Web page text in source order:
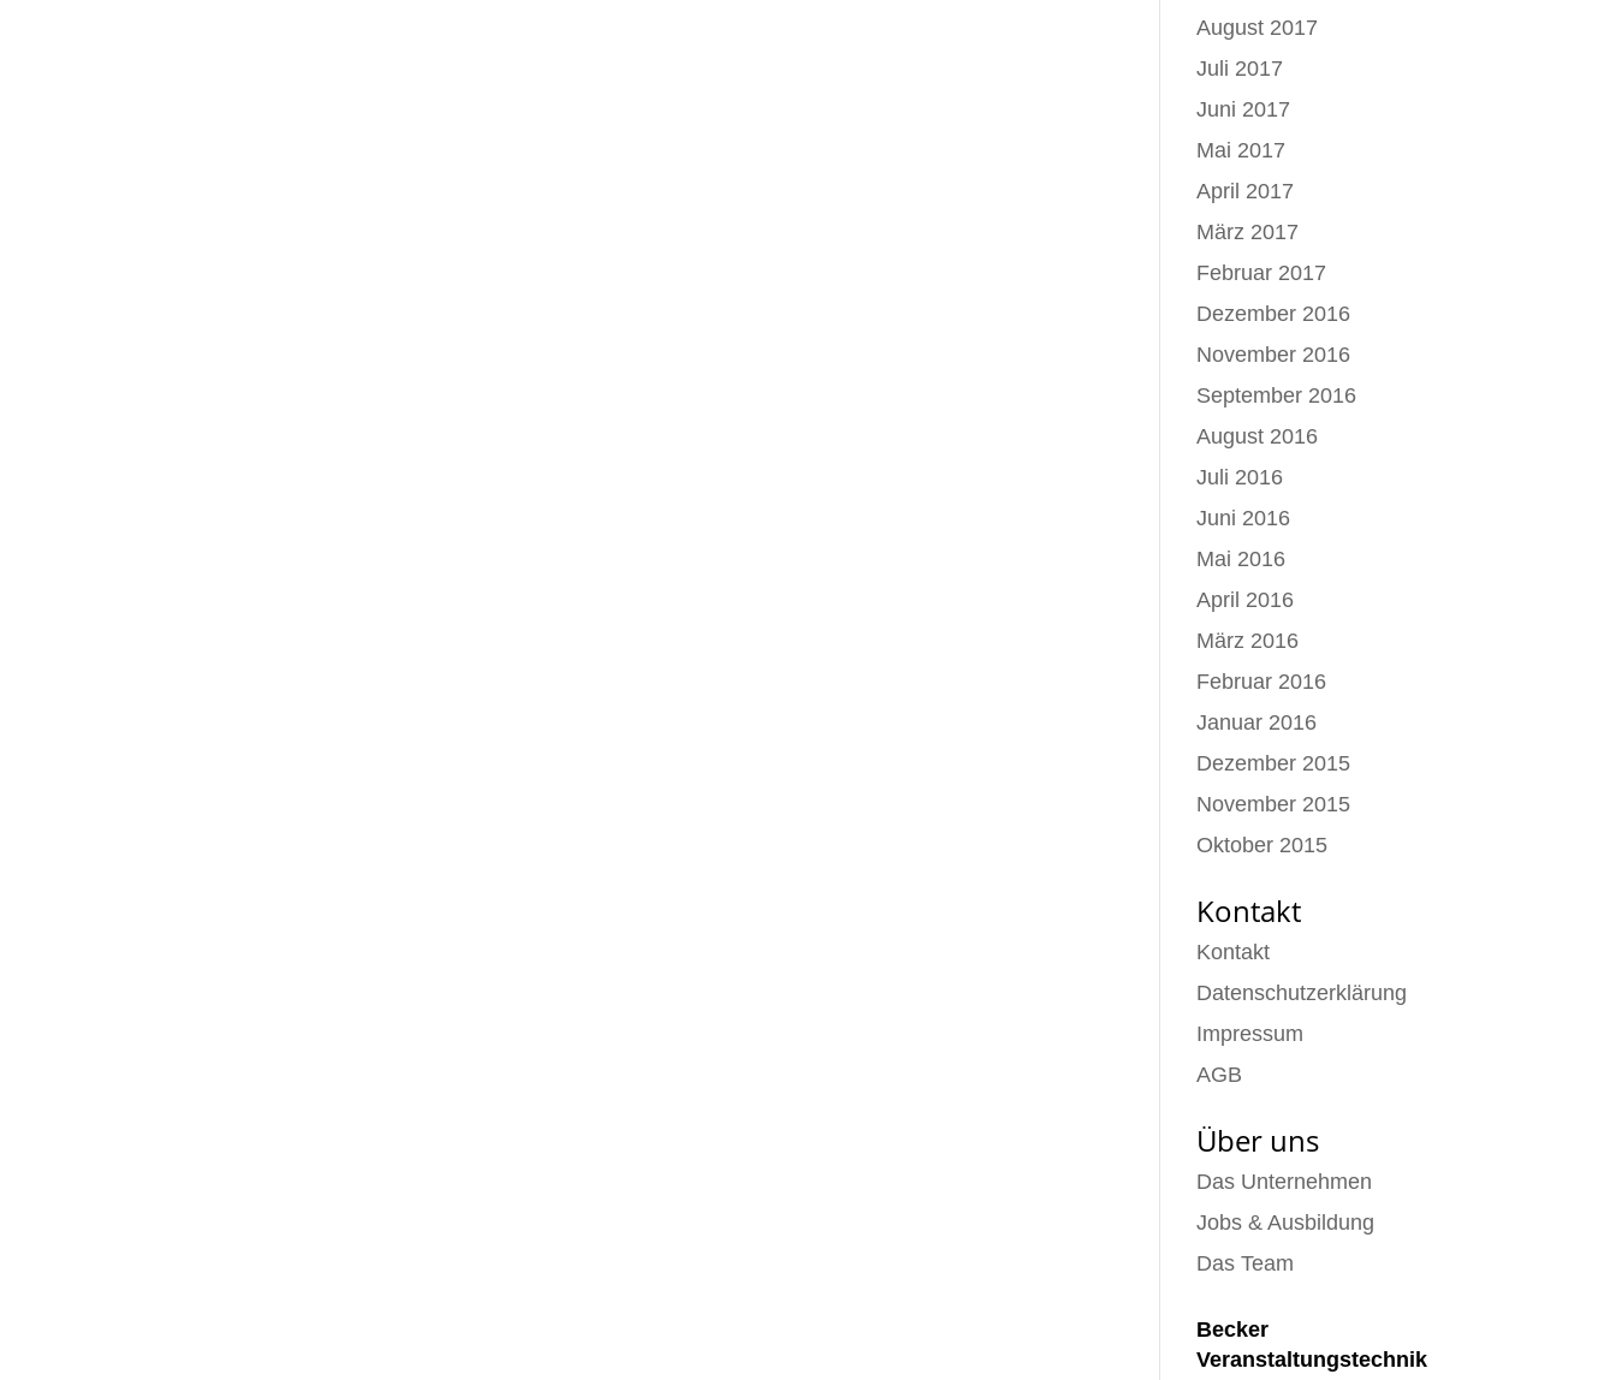
August 2017
Juli 2017
Juni 2017
Mai 2017
April 2017
März 2017
Februar 2017
Dezember 2016
November 2016
September 2016
August 2016
Juli 2016
Juni 2016
Mai 2016
April 2016
März 2016
Februar 2016
Januar 2016
Dezember 2015
November 2015
Oktober 2015
Kontakt
Kontakt
Datenschutzerklärung
Impressum
AGB
Über uns
Das Unternehmen
Jobs & Ausbildung
Das Team
Becker
Veranstaltungstechnik